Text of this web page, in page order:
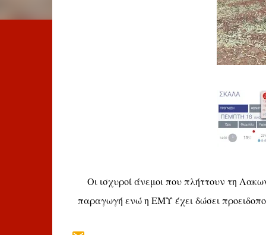
Οι ισχυροί άνεμοι που πλήττουν τη
παραγωγή ενώ η ΕΜΥ έχει δώσει